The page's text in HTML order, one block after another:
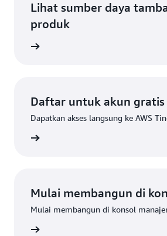
Lihat sumber daya
produk
Daftar untuk akun gratis
Dapatkan akses langsung ke AWS
Mulai membangun di
Mulai membangun di konsol